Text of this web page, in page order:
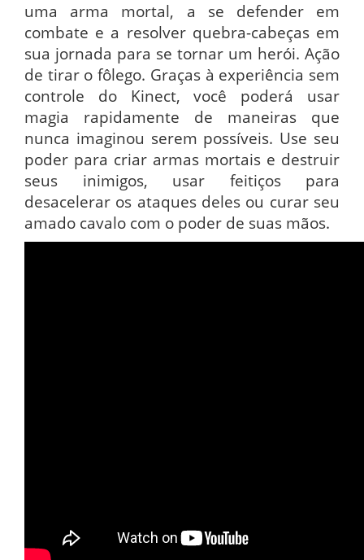
uma arma mortal, a se defender em
combate e a resolver quebra-cabeças em
sua jornada para se tornar um herói. Ação
de tirar o fôlego. Graças à experiência sem
controle do Kinect, você poderá usar
magia rapidamente de maneiras que
nunca imaginou serem possíveis. Use seu
poder para criar armas mortais e destruir
seus inimigos, usar feitiços para
desacelerar os ataques deles ou curar seu
amado cavalo com o poder de suas mãos.